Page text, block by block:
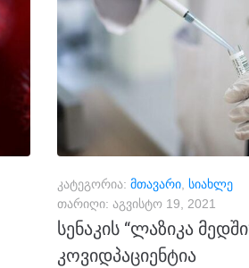
კატეგორია: მთავარი სიახლე
თარიღი: აგვისტო 19, 2021
სენაკის “ლაზიკა
კოვიდპაციენტია